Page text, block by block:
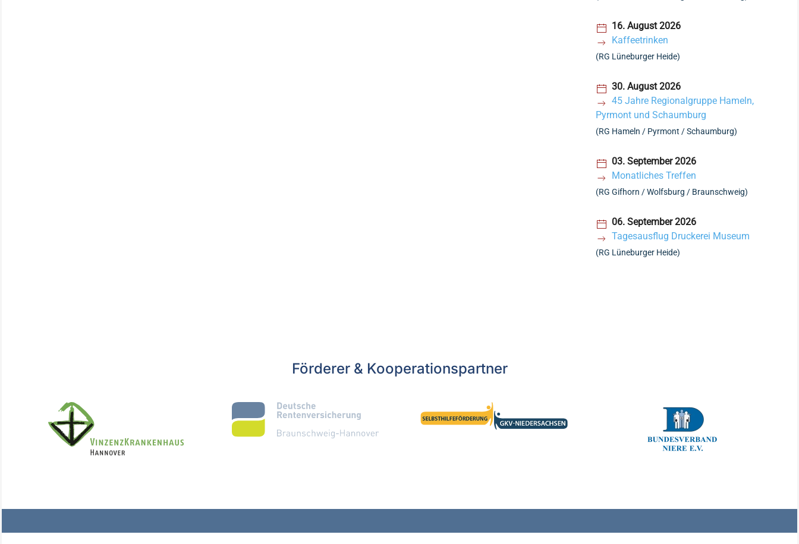
16. August 2026
Kaffeetrinken
(RG Lüneburger Heide)
30. August 2026
45 Jahre Regionalgruppe Hameln,
Pyrmont und Schaumburg
(RG Hameln / Pyrmont / Schaumburg)
03. September 2026
Monatliches Treffen
(RG Gifhorn / Wolfsburg / Braunschweig)
06. September 2026
Tagesausflug Druckerei Museum
(RG Lüneburger Heide)
Förderer & Kooperationspartner